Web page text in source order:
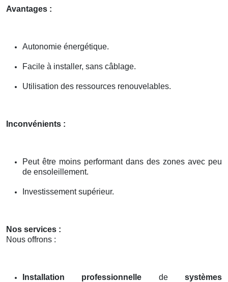
Avantages :
Autonomie énergétique.
Facile à installer, sans câblage.
Utilisation des ressources renouvelables.
Inconvénients :
Peut être moins performant dans des zones avec peu
de ensoleillement.
Investissement supérieur.
Nos services :
Nous offrons :
Installation professionnelle desystèmes